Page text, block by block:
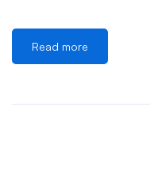
非常複雜。這就是內容
一領域，並擁有必要的
一段時間，甚至在活動
可以採取一些步驟來刪
Read more